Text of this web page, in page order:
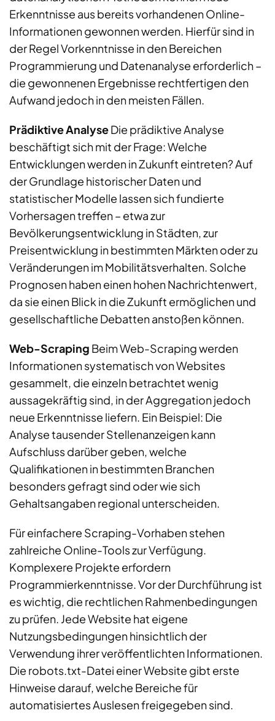
Erkenntnisse aus bereits vorhandenen Online-
Informationen gewonnen werden. Hierfür sind in
der Regel Vorkenntnisse in den Bereichen
Programmierung und Datenanalyse erforderlich –
die gewonnenen Ergebnisse rechtfertigen den
Aufwand jedoch in den meisten Fällen.
Prädiktive AnalyseDie prädiktive Analyse
beschäftigt sich mit der Frage: Welche
Entwicklungen werden in Zukunft eintreten? Auf
der Grundlage historischer Daten und
statistischer Modelle lassen sich fundierte
Vorhersagen treffen – etwa zur
Bevölkerungsentwicklung in Städten, zur
Preisentwicklung in bestimmten Märkten oder zu
Veränderungen im Mobilitätsverhalten. Solche
Prognosen haben einen hohen Nachrichtenwert,
da sie einen Blick in die Zukunft ermöglichen und
gesellschaftliche Debatten anstoßen können.
Web-Scraping Beim Web-Scraping werden
Informationen systematisch von Websites
gesammelt, die einzeln betrachtet wenig
aussagekräftig sind, in der Aggregation jedoch
neue Erkenntnisse liefern. Ein Beispiel: Die
Analyse tausender Stellenanzeigen kann
Aufschluss darüber geben, welche
Qualifikationen in bestimmten Branchen
besonders gefragt sind oder wie sich
Gehaltsangaben regional unterscheiden.
Für einfachere Scraping-Vorhaben stehen
zahlreiche Online-Tools zur Verfügung.
Komplexere Projekte erfordern
Programmierkenntnisse. Vor der Durchführung ist
es wichtig, die rechtlichen Rahmenbedingungen
zu prüfen. Jede Website hat eigene
Nutzungsbedingungen hinsichtlich der
Verwendung ihrer veröffentlichten Informationen.
Die robots.txt-Datei einer Website gibt erste
Hinweise darauf, welche Bereiche für
automatisiertes Auslesen freigegeben sind.